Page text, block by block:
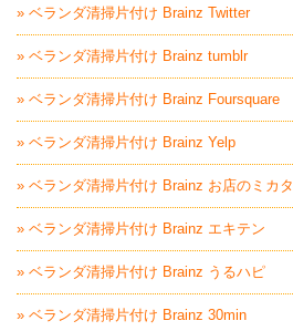
» ベランダ清掃片付け Brainz Twitter
» ベランダ清掃片付け Brainz tumblr
» ベランダ清掃片付け Brainz Foursquare
» ベランダ清掃片付け Brainz Yelp
» ベランダ清掃片付け Brainz お店のミカタ
» ベランダ清掃片付け Brainz エキテン
» ベランダ清掃片付け Brainz うるハピ
» ベランダ清掃片付け Brainz 30min